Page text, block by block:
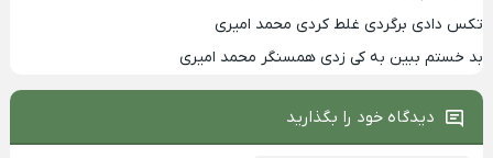
تکس دادی برگردی غلط کردی محمد امیری
بد خستم ببین به کی زدی همسنگر محمد امیری
دیدگاه خود را بگذارید